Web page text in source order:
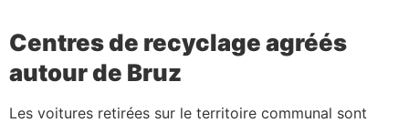
Centres de recyclage agréés
autour de Bruz
Les voitures retirées sur le territoire communal sont